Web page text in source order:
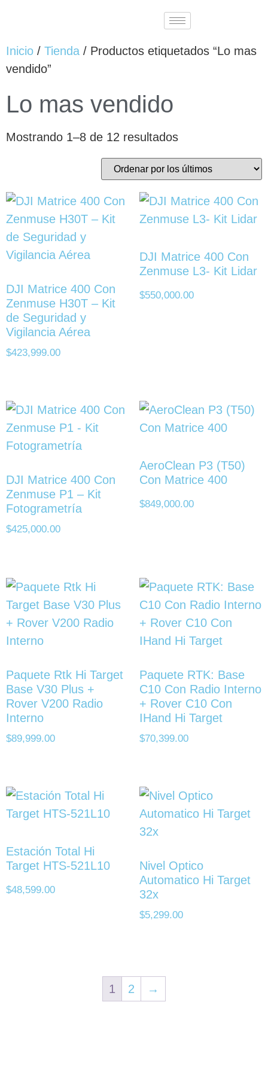
Inicio / Tienda / Productos etiquetados “Lo mas
vendido”
Lo mas vendido
Mostrando 1–8 de 12 resultados
DJI Matrice 400 Con
Zenmuse H30T – Kit
de Seguridad y
Vigilancia Aérea
$423,999.00
DJI Matrice 400 Con
Zenmuse L3- Kit Lidar
$550,000.00
DJI Matrice 400 Con
Zenmuse P1 – Kit
Fotogrametría
$425,000.00
AeroClean P3 (T50)
Con Matrice 400
$849,000.00
Paquete Rtk Hi Target
Base V30 Plus +
Rover V200 Radio
Interno
$89,999.00
Paquete RTK: Base
C10 Con Radio Interno
+ Rover C10 Con
IHand Hi Target
$70,399.00
Estación Total Hi
Target HTS-521L10
$48,599.00
Nivel Optico
Automatico Hi Target
32x
$5,299.00
1 2 →